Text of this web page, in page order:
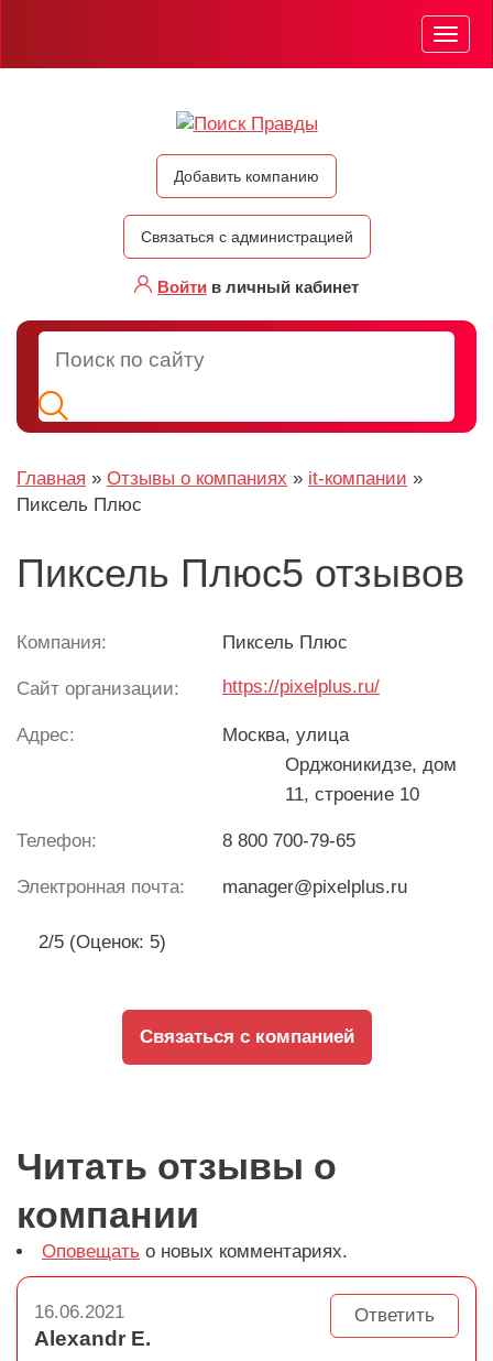
Добавить компанию
Связаться с администрацией
Войти в личный кабинет
Меню
Главная » Отзывы о компаниях » it-компании »
Пиксель Плюс
Пиксель Плюс5 отзывов
Компания: Пиксель Плюс
Сайт организации: https://pixelplus.ru/
Адрес: Москва, улица
Орджоникидзе, дом
11, строение 10
Телефон: 8 800 700-79-65
Электронная почта: manager@pixelplus.ru
2/5 (Оценок: 5)
Связаться с компанией
Читать отзывы о
компании
Оповещать о новых комментариях.
Ответить
16.06.2021
Alexandr E.